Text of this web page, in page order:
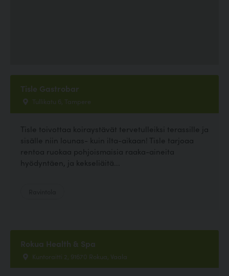
Tisle Gastrobar
Tullikatu 6, Tampere
Tisle toivottaa koiraystävät tervetulleiksi terassille ja
sisälle niin lounas- kuin ilta-aikaan! Tisle tarjoaa
rentoa ruokaa pohjoismaisia raaka-aineita
hyödyntäen, ja kekseliäitä...
Rokua Health & Spa
Kuntoraitti 2, 91670 Rokua, Vaala